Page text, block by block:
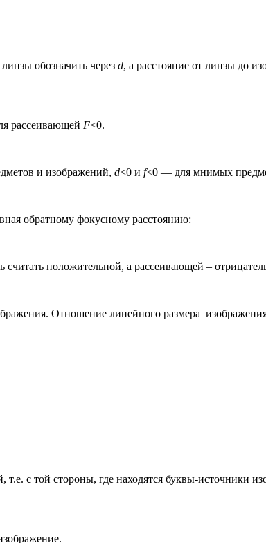
обозначить через d, а расстояние от линзы до
рассеивающей F<0.
и изображений, d<0 и f<0 — для мнимых
обратному фокусному расстоянию:
положительной, а рассеивающей –
Отношение линейного размера
с той стороны, где находятся буквы-источники